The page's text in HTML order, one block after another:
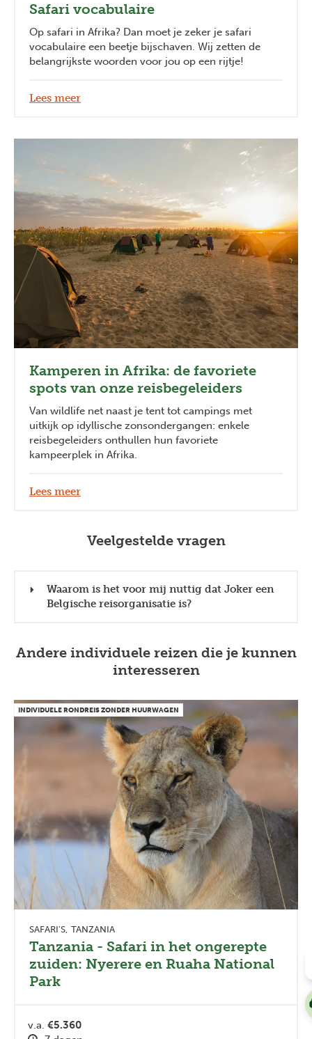
Safari vocabulaire
Op safari in Afrika? Dan moet je zeker je safari
vocabulaire een beetje bijschaven. Wij zetten de
belangrijkste woorden voor jou op een rijtje!
Lees meer
Kamperen in Afrika: de favoriete
spots van onze reisbegeleiders
Van wildlife net naast je tent tot campings met
uitkijk op idyllische zonsondergangen: enkele
reisbegeleiders onthullen hun favoriete
kampeerplek in Afrika.
Lees meer
Veelgestelde vragen
Waarom is het voor mij nuttig dat Joker een
Belgische reisorganisatie is?
Andere individuele reizen die je kunnen
interesseren
INDIVIDUELE RONDREIS ZONDER HUURWAGEN
SAFARI'S TANZANIA
Tanzania - Safari in het ongerepte
zuiden: Nyerere en Ruaha National
Park
v.a. €5.360